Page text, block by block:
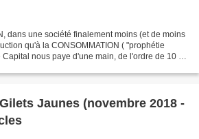
dans une société finalement moins (et de moins
qu'à la CONSOMMATION ( "prophétie
nous paye d'une main, de l'ordre de 10 ou
Jaunes (novembre 2018 -